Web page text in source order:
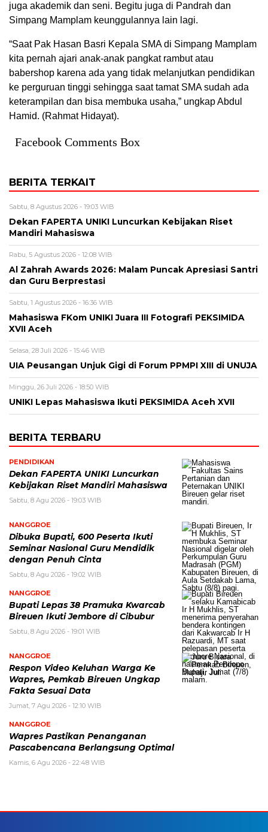
juga akademik dan seni. Begitu juga di Pandrah dan
Simpang Mamplam keunggulannya lain lagi.
“Saat Pak Hasan Basri Kepala SMA di Simpang Mamplam
kita pernah ajari anak-anak pangkat rambut atau
babershop karena ada yang tidak melanjutkan pendidikan
ke perguruan tinggi sehingga saat tamat SMA sudah ada
keterampilan dan bisa membuka usaha,” ungkap Abdul
Hamid. (Rahmat Hidayat).
Facebook Comments Box
BERITA TERKAIT
Sabtu, 8 Agustus 2026 - 19:03 WIB
Dekan FAPERTA UNIKI Luncurkan Kebijakan Riset
Mandiri Mahasiswa
Rabu, 5 Agustus 2026 - 12:08 WIB
Al Zahrah Awards 2026: Malam Puncak Apresiasi Santri
dan Guru Berprestasi
Sabtu, 1 Agustus 2026 - 16:36 WIB
Mahasiswa FKom UNIKI Juara III Fotografi PEKSIMIDA
XVII Aceh
Selasa, 28 Juli 2026 - 15:46 WIB
UIA Peusangan Unjuk Gigi di Forum PPMPI XIII di UNUJA
Minggu, 26 Juli 2026 - 18:50 WIB
UNIKI Lepas Mahasiswa Ikuti PEKSIMIDA Aceh XVII
BERITA TERBARU
PENDIDIKAN
Dekan FAPERTA UNIKI Luncurkan
Kebijakan Riset Mandiri Mahasiswa
Sabtu, 8 Agu 2026 - 19:03 WIB
NANGGROE
Dibuka Bupati, 600 Peserta Ikuti
Seminar Nasional Guru Mendidik
dengan Penuh Cinta
Sabtu, 8 Agu 2026 - 19:02 WIB
NANGGROE
Bupati Lepas 38 Pramuka Kwarcab
Bireuen Ikuti Jembore di Cibubur
Sabtu, 8 Agu 2026 - 19:01 WIB
NANGGROE
Respon Video Keluhan Warga Ke
Wapres, Pemkab Bireuen Ungkap
Fakta Sesuai Data
Jumat, 7 Agu 2026 - 12:10 WIB
NANGGROE
Wapres Pastikan Penanganan
Pascabencana Berlangsung Optimal
Kamis, 6 Agu 2026 - 22:48 WIB